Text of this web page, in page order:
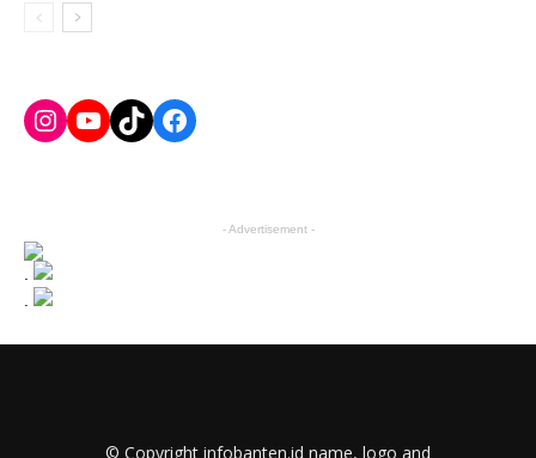
Instagram
YouTube
TikTokFacebook
- Advertisement -
© Copyright infobanten.id name, logo and